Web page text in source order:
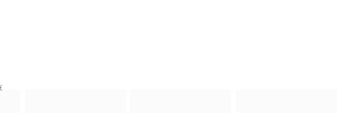
知了哥哥马修神秘死亡的消息。萨姆与她体贴的丈夫布雷迪、关系疏远
teen's family sets